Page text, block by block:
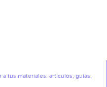
tus materiales: artículos, guías,